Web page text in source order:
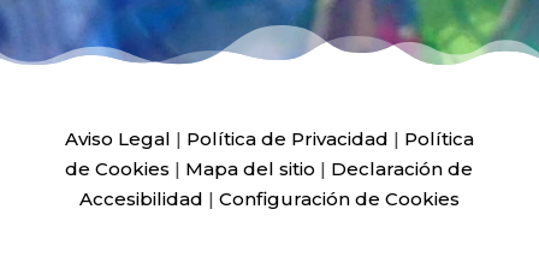
Aviso Legal | Política de Privacidad | Política
de Cookies | Mapa del sitio | Declaración de
Accesibilidad | Configuración de Cookies